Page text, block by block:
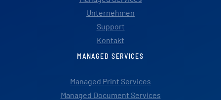
Unternehmen
Support
Kontakt
MANAGED SERVICES
Managed Print Services
Managed Document Services